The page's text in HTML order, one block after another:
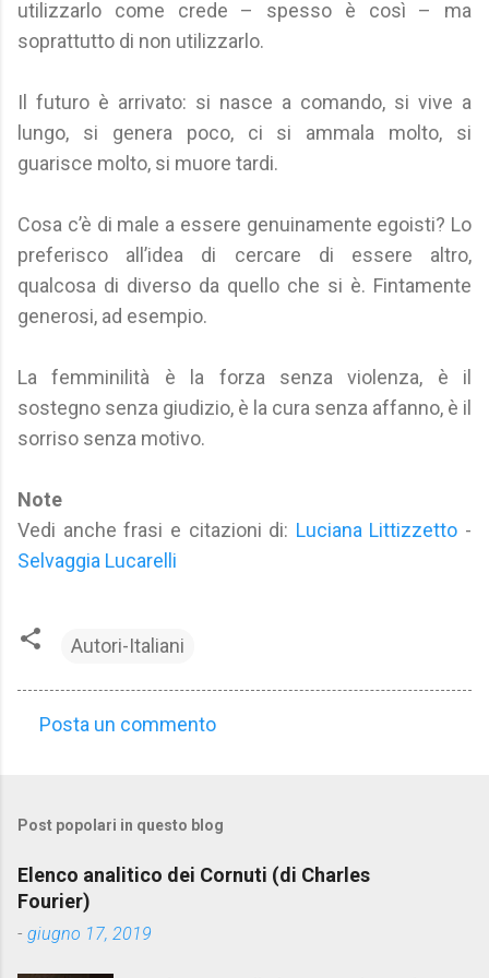
utilizzarlo come crede – spesso è così – ma
soprattutto di non utilizzarlo.
Il futuro è arrivato: si nasce a comando, si vive a
lungo, si genera poco, ci si ammala molto, si
guarisce molto, si muore tardi.
Cosa c’è di male a essere genuinamente egoisti? Lo
preferisco all’idea di cercare di essere altro,
qualcosa di diverso da quello che si è. Fintamente
generosi, ad esempio.
La femminilità è la forza senza violenza, è il
sostegno senza giudizio, è la cura senza affanno, è il
sorriso senza motivo.
Note
Vedi anche frasi e citazioni di: Luciana Littizzetto -
Selvaggia Lucarelli
Autori-Italiani
m
e
n
t
Posta un commento
Post popolari in questo blog
Elenco analitico dei Cornuti (di Charles
Fourier)
- giugno 17, 2019